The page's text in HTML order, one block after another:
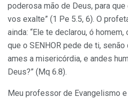
poderosa mão de Deus, para
vos exalte” (1 Pe 5.5, 6). O
ainda: “Ele te declarou, ó
que o SENHOR pede de ti,
ames a misericórdia, e andes
Deus?” (Mq 6.8).
Meu professor de Evangelismo